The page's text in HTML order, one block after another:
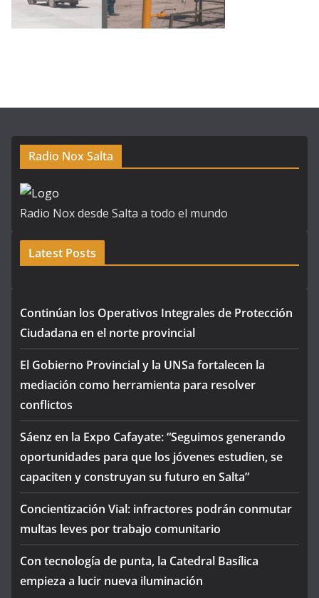
Radio Nox Salta
Radio Nox desde Salta a todo el mundo
Latest Posts
Continúan los Operativos Integrales de Protección
Ciudadana en el norte provincial
El Gobierno Provincial y la UNSa fortalecen la
mediación como herramienta para resolver
conflictos
Sáenz en la Expo Cafayate: “Seguimos generando
oportunidades para que los jóvenes estudien, se
capaciten y construyan su futuro en Salta”
Concientización Vial: infractores podrán conmutar
multas leves por trabajo comunitario
Con tecnología de punta, la Catedral Basílica
empieza a lucir nueva iluminación